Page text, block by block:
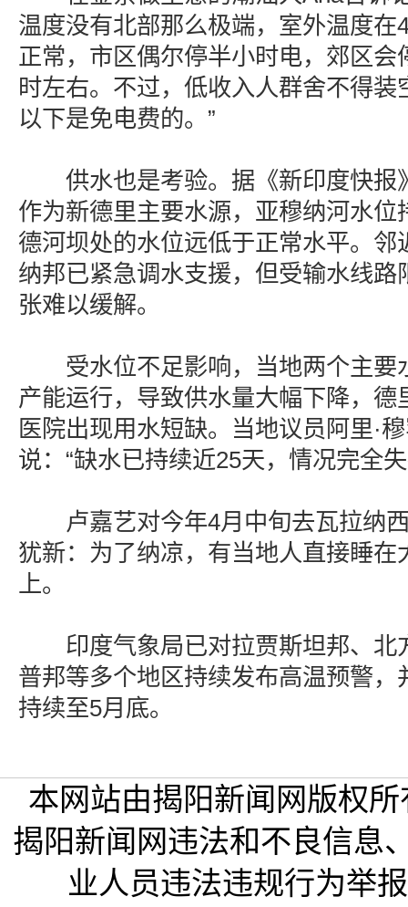
温度没有北部那么极端，室外温度
正常，市区偶尔停半小时电，郊区会
时左右。不过，低收入人群舍不得装
以下是免电费的。”
供水也是考验。据《新印度快报
作为新德里主要水源，亚穆纳河水位
德河坝处的水位远低于正常水平。邻
纳邦已紧急调水支援，但受输水线路
张难以缓解。
受水位不足影响，当地两个主要
产能运行，导致供水量大幅下降，德
医院出现用水短缺。当地议员阿里·
说：“缺水已持续近25天，情况完全
卢嘉艺对今年4月中旬去瓦拉纳西
犹新：为了纳凉，有当地人直接睡在
上。
印度气象局已对拉贾斯坦邦、北
普邦等多个地区持续发布高温预警，
持续至5月底。
本网站由揭阳新闻网版权
揭阳新闻网违法和不良信息
业人员违法违规行为举